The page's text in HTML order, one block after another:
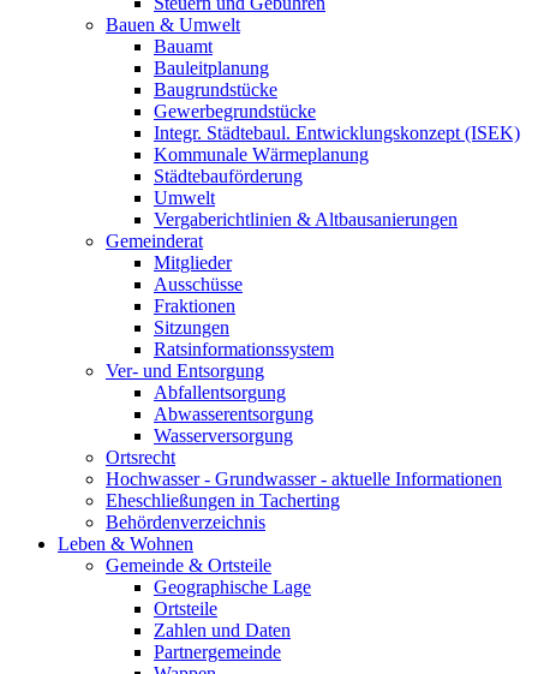
Bauen & Umwelt
Bauamt
Bauleitplanung
Baugrundstücke
Gewerbegrundstücke
Integr. Städtebaul. Entwicklungskonzept (ISEK)
Kommunale Wärmeplanung
Städtebauförderung
Umwelt
Vergaberichtlinien & Altbausanierungen
Gemeinderat
Mitglieder
Ausschüsse
Fraktionen
Sitzungen
Ratsinformationssystem
Ver- und Entsorgung
Abfallentsorgung
Abwasserentsorgung
Wasserversorgung
Ortsrecht
Hochwasser - Grundwasser - aktuelle Informationen
Eheschließungen in Tacherting
Behördenverzeichnis
Leben & Wohnen
Gemeinde & Ortsteile
Geographische Lage
Ortsteile
Zahlen und Daten
Partnergemeinde